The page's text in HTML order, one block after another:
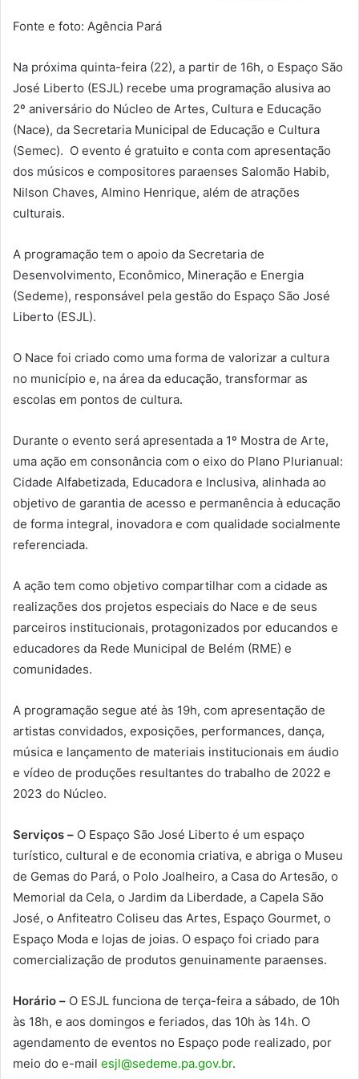
Fonte e foto: Agência Pará
Na próxima quinta-feira (22), a partir de 16h, o Espaço São
José Liberto (ESJL) recebe uma programação alusiva ao
2º aniversário do Núcleo de Artes, Cultura e Educação
(Nace), da Secretaria Municipal de Educação e Cultura
(Semec). O evento é gratuito e conta com apresentação
dos músicos e compositores paraenses Salomão Habib,
Nilson Chaves, Almino Henrique, além de atrações
culturais.
A programação tem o apoio da Secretaria de
Desenvolvimento, Econômico, Mineração e Energia
(Sedeme), responsável pela gestão do Espaço São José
Liberto (ESJL).
O Nace foi criado como uma forma de valorizar a cultura
no município e, na área da educação, transformar as
escolas em pontos de cultura.
Durante o evento será apresentada a 1º Mostra de Arte,
uma ação em consonância com o eixo do Plano Plurianual:
Cidade Alfabetizada, Educadora e Inclusiva, alinhada ao
objetivo de garantia de acesso e permanência à educação
de forma integral, inovadora e com qualidade socialmente
referenciada.
A ação tem como objetivo compartilhar com a cidade as
realizações dos projetos especiais do Nace e de seus
parceiros institucionais, protagonizados por educandos e
educadores da Rede Municipal de Belém (RME) e
comunidades.
A programação segue até às 19h, com apresentação de
artistas convidados, exposições, performances, dança,
música e lançamento de materiais institucionais em áudio
e vídeo de produções resultantes do trabalho de 2022 e
2023 do Núcleo.
Serviços – O Espaço São José Liberto é um espaço
turístico, cultural e de economia criativa, e abriga o Museu
de Gemas do Pará, o Polo Joalheiro, a Casa do Artesão, o
Memorial da Cela, o Jardim da Liberdade, a Capela São
José, o Anfiteatro Coliseu das Artes, Espaço Gourmet, o
Espaço Moda e lojas de joias. O espaço foi criado para
comercialização de produtos genuinamente paraenses.
Horário – O ESJL funciona de terça-feira a sábado, de 10h
às 18h, e aos domingos e feriados, das 10h às 14h. O
agendamento de eventos no Espaço pode realizado, por
meio do e-mail esjl@sedeme.pa.gov.br.